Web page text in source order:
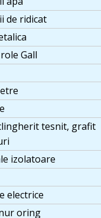
de ridicat
Gall
tesnit, grafit
izolatoare
electrice
oring